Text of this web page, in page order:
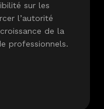
sur les
l’autorité
de la
professionnels.